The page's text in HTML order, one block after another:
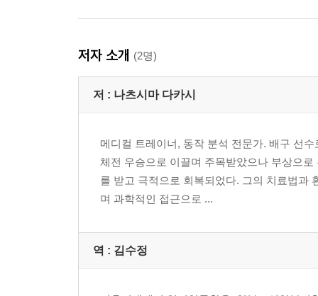
저자 소개 (2명)
저 : 나츠시마 다카시
메디컬 트레이너, 동작 분석 전문가. 배구 선
체전 우승으로 이끌며 주목받았으나 부상으
를 받고 극적으로 회복되었다. 그의 치료법과
며 과학적인 접근으로 ...
역 : 김수정